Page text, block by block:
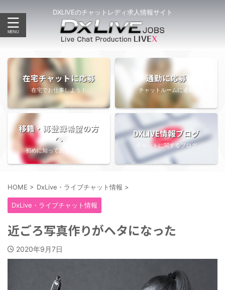
DXLIVEのチャットレディ求人情報サイト
在宅チャットに応募
在宅でお仕事しよう！
通勤に応募
チャットルームに通勤
移籍・再登録希望の方
へ
初めに知っておきたい情報
DXLIVE情報ブログ
チャットに関するブログ
HOME > DxLive・ライブチャット情報 >
DxLive・ライブチャット情報
近ごろ写真作りがヘタになった
2020年9月7日